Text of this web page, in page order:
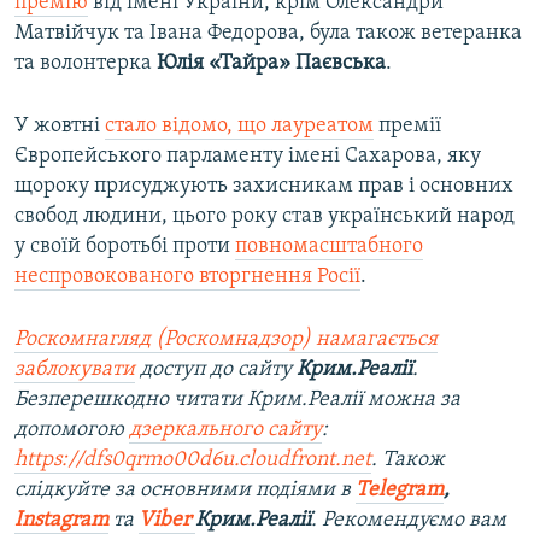
Матвійчук та Івана Федорова, була також ветеранка
та волонтерка Юлія «Тайра» Паєвська.
У жовтні стало відомо, що лауреатом премії
Європейського парламенту імені Сахарова, яку
щороку присуджують захисникам прав і основних
свобод людини, цього року став український народ
у своїй боротьбі проти повномасштабного
неспровокованого вторгнення Росії.
Роскомнагляд (Роскомнадзор) намагається
заблокуватидоступ до сайтуКрим.Реалії.
Безперешкодно читати Крим.Реалії можна за
допомогою дзеркального сайту:
https://dfs0qrmo00d6u.cloudfront.net. Також
слідкуйте за основними подіями в Telegram,
Instagramта ViberКрим.Реалії. Рекомендуємо вам